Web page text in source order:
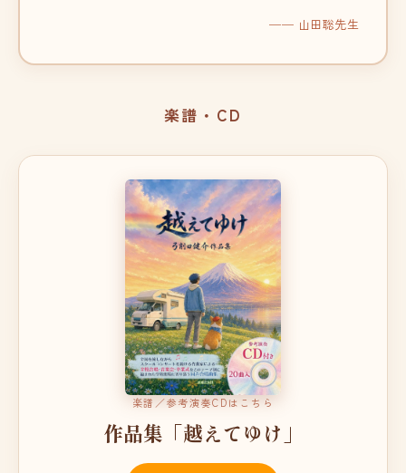
── 山田聡先生
楽譜・CD
楽譜／参考演奏CDはこちら
作品集「越えてゆけ」